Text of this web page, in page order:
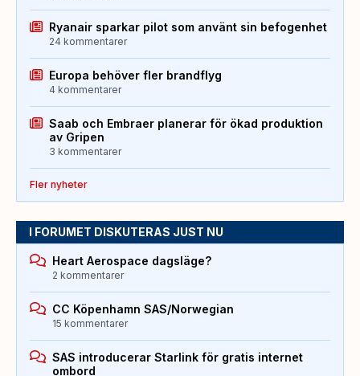
Ryanair sparkar pilot som använt sin befogenhet
24 kommentarer
Europa behöver fler brandflyg
4 kommentarer
Saab och Embraer planerar för ökad produktion
av Gripen
3 kommentarer
Fler nyheter
I FORUMET DISKUTERAS JUST NU
Heart Aerospace dagsläge?
2 kommentarer
CC Köpenhamn SAS/Norwegian
15 kommentarer
SAS introducerar Starlink för gratis internet
ombord